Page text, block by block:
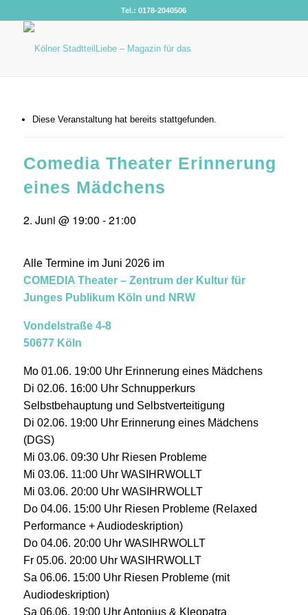
Tel.: 0178-2040506
Diese Veranstaltung hat bereits stattgefunden.
Comedia Theater Erinnerung
eines Mädchens
2. Juni @ 19:00 -21:00
Alle Termine im Juni 2026 im
COMEDIA Theater– Zentrum der Kultur für
Junges Publikum Köln und NRW
Vondelstraße 4-8
50677 Köln
Mo 01.06. 19:00 Uhr Erinnerung eines Mädchens
Di 02.06. 16:00 Uhr Schnupperkurs
Selbstbehauptung und Selbstverteitigung
Di 02.06. 19:00 Uhr Erinnerung eines Mädchens
(DGS)
Mi 03.06. 09:30 Uhr Riesen Probleme
Mi 03.06. 11:00 Uhr WASIHRWOLLT
Mi 03.06. 20:00 Uhr WASIHRWOLLT
Do 04.06. 15:00 Uhr Riesen Probleme (Relaxed
Performance + Audiodeskription)
Do 04.06. 20:00 Uhr WASIHRWOLLT
Fr 05.06. 20:00 Uhr WASIHRWOLLT
Sa 06.06. 15:00 Uhr Riesen Probleme (mit
Audiodeskription)
Sa 06.06. 19:00 Uhr Antonius & Kleopatra